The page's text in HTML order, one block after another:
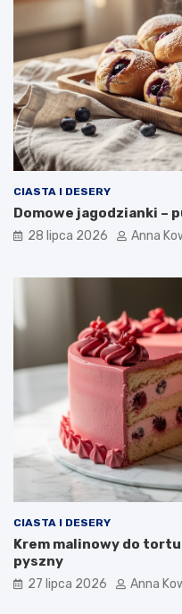
CIASTA I DESERY
Domowe jagodzianki –
28 lipca 2026 Anna
CIASTA I DESERY
Krem malinowy do
pyszny
27 lipca 2026 Anna